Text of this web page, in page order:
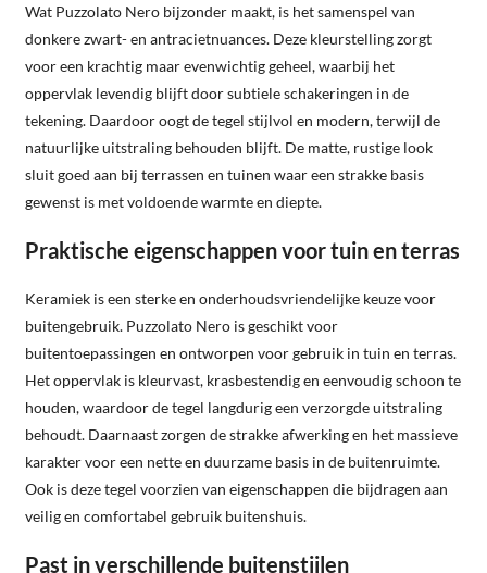
Wat Puzzolato Nero bijzonder maakt, is het samenspel van
donkere zwart- en antracietnuances. Deze kleurstelling zorgt
voor een krachtig maar evenwichtig geheel, waarbij het
oppervlak levendig blijft door subtiele schakeringen in de
tekening. Daardoor oogt de tegel stijlvol en modern, terwijl de
natuurlijke uitstraling behouden blijft. De matte, rustige look
sluit goed aan bij terrassen en tuinen waar een strakke basis
gewenst is met voldoende warmte en diepte.
Praktische eigenschappen voor tuin en terras
Keramiek is een sterke en onderhoudsvriendelijke keuze voor
buitengebruik. Puzzolato Nero is geschikt voor
buitentoepassingen en ontworpen voor gebruik in tuin en terras.
Het oppervlak is kleurvast, krasbestendig en eenvoudig schoon te
houden, waardoor de tegel langdurig een verzorgde uitstraling
behoudt. Daarnaast zorgen de strakke afwerking en het massieve
karakter voor een nette en duurzame basis in de buitenruimte.
Ook is deze tegel voorzien van eigenschappen die bijdragen aan
veilig en comfortabel gebruik buitenshuis.
Past in verschillende buitenstijlen